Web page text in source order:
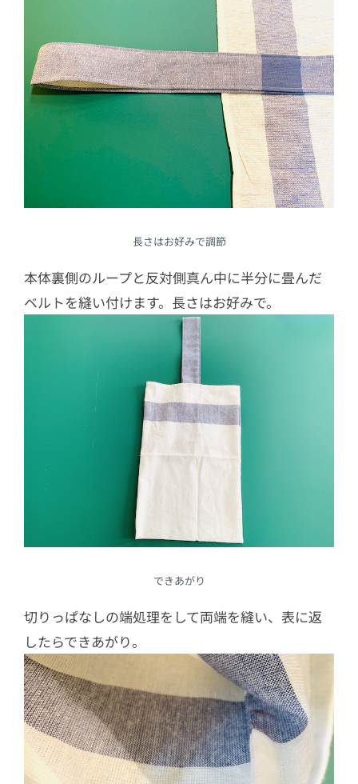
長さはお好みで調節
本体裏側のループと反対側真ん中に半分に畳んだ
ベルトを縫い付けます。長さはお好みで。
できあがり
切りっぱなしの端処理をして両端を縫い、表に返
したらできあがり。